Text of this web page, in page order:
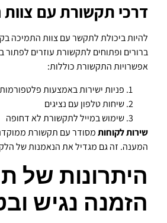
דרכי תקשורת עם
להיות ביכולת לתקשר עם צוות התמיכה
ברורים ופתוחים לתקשורת עוזרים לפתור
אפשרויות התקשורת כוללות:
פניות ישירות באמצעות פלטפורמות
שיחות טלפון עם נציגים
שימוש במייל לתקשורת לא דחופה
שירות לקוחותמסודר עם תקשורת
המענה. זה גם מגדיל את הנאמנות של
היתרונות של
הזמנה נגיש